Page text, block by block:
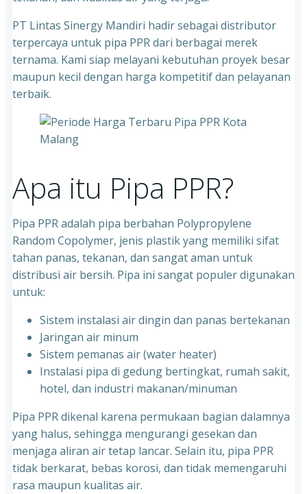
PT Lintas Sinergy Mandiri hadir sebagai distributor
terpercaya untuk pipa PPR dari berbagai merek
ternama. Kami siap melayani kebutuhan proyek besar
maupun kecil dengan harga kompetitif dan pelayanan
terbaik.
Apa itu Pipa PPR?
Pipa PPR adalah pipa berbahan Polypropylene
Random Copolymer, jenis plastik yang memiliki sifat
tahan panas, tekanan, dan sangat aman untuk
distribusi air bersih. Pipa ini sangat populer digunakan
untuk:
Sistem instalasi air dingin dan panas bertekanan
⁠Jaringan air minum
⁠Sistem pemanas air (water heater)
⁠Instalasi pipa di gedung bertingkat, rumah sakit,
hotel, dan industri makanan/minuman
Pipa PPR dikenal karena permukaan bagian dalamnya
yang halus, sehingga mengurangi gesekan dan
menjaga aliran air tetap lancar. Selain itu, pipa PPR
tidak berkarat, bebas korosi, dan tidak memengaruhi
rasa maupun kualitas air.